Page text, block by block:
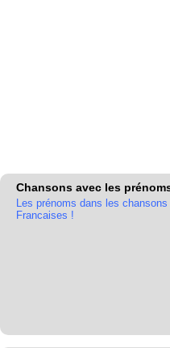
Chansons avec les
Les prénoms dans les chansons
Francaises !